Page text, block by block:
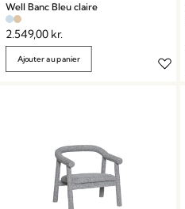
Well Banc Bleu claire
2.549,00 kr.
Ajouter au panier